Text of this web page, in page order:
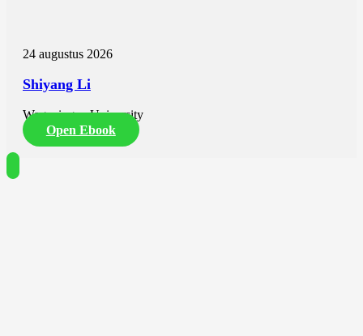
24 augustus 2026
Shiyang Li
Wageningen University
Open Ebook